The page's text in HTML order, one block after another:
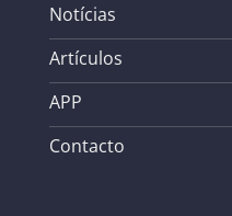
Notícias
Artículos
APP
Contacto